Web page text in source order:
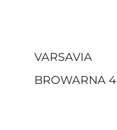
VARSAVIA
BROWARNA 4